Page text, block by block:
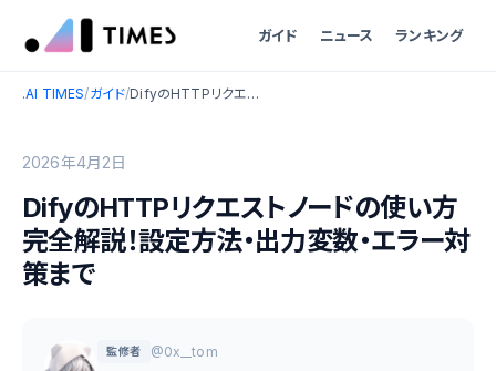
ガイド ニュース ランキング
.AI TIMES/ガイド/ DifyのHTTPリクエストノードの使い方完全解説！設定方法・出力変数・エラー対策まで
2026年4月2日
DifyのHTTPリクエストノードの使い方
完全解説！設定方法・出力変数・エラー対
策まで
監修者 @0x__tom